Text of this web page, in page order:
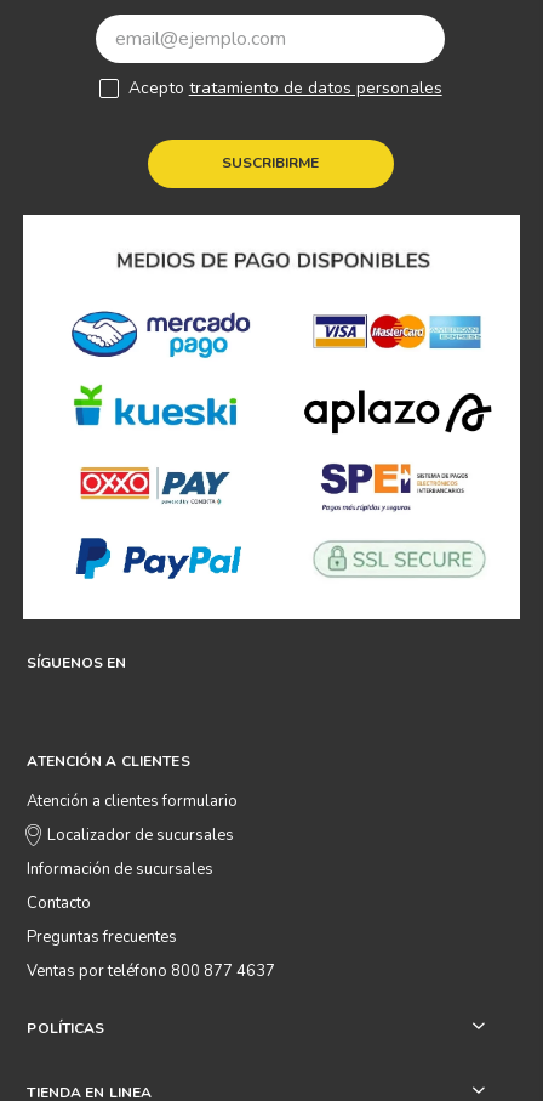
SUSCRIBIRME
Acepto tratamiento de datos personales
SÍGUENOS EN
ATENCIÓN A CLIENTES
Atención a clientes formulario
Localizador de sucursales
Información de sucursales
Contacto
Preguntas frecuentes
Ventas por teléfono 800 877 4637
POLÍTICAS +
TIENDA EN LINEA +